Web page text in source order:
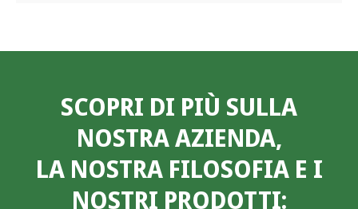
SCOPRI DI PIÙ SULLA
NOSTRA AZIENDA,
LA NOSTRA FILOSOFIA E I
NOSTRI PRODOTTI: